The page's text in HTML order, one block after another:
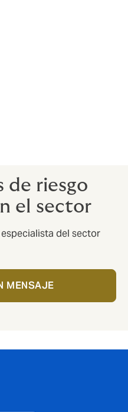
de riesgo
el sector
del sector
MENSAJE